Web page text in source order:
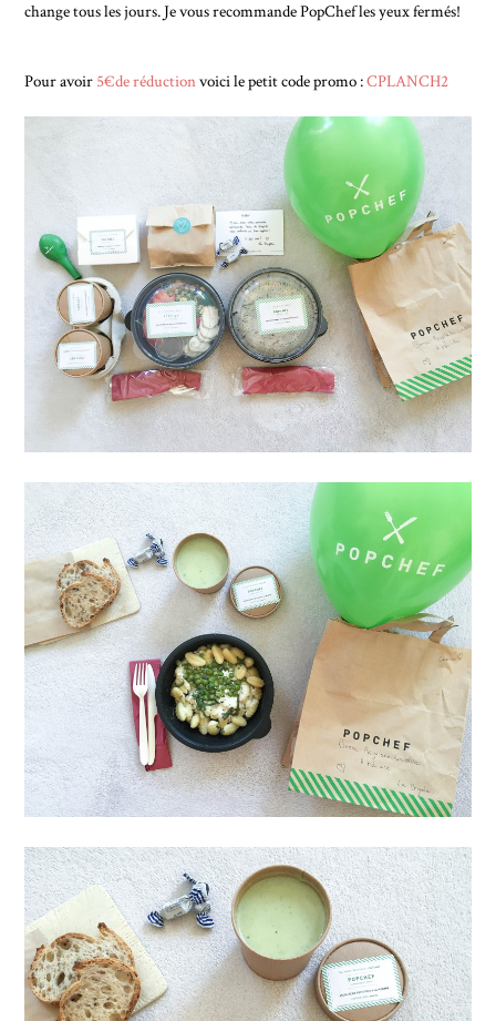
change tous les jours. Je vous recommande PopChef les yeux fermés!
Pour avoir 5€de réductionvoici le petit code promo :CPLANCH2